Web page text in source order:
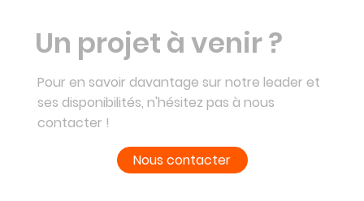
Un projet à venir ?
Pour en savoir davantage sur notre leader et
ses disponibilités, n'hésitez pas à nous
contacter !
Nous contacter